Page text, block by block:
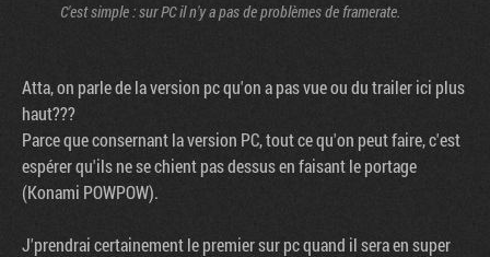
C'est simple : sur PC il n'y a pas de problèmes de framerate.
Atta, on parle de la version pc qu'on a pas vue ou du trailer ici plus
haut???
Parce que consernant la version PC, tout ce qu'on peut faire, c'est
espérer qu'ils ne se chient pas dessus en faisant le portage
(Konami POWPOW).
J'prendrai certainement le premier sur pc quand il sera en super